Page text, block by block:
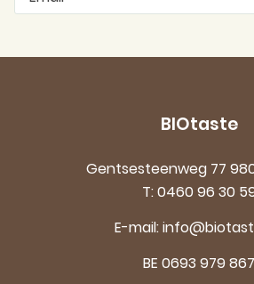
BIOtaste
Gentsesteenweg 77
T:0460 96 30
E-mail:
BE 0693 979 867